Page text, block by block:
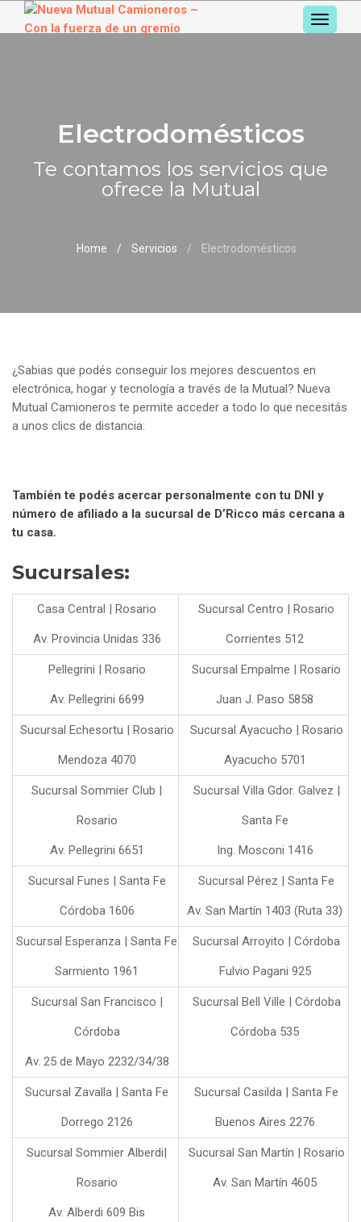
Electrodomésticos
Te contamos los servicios que
ofrece la Mutual
Home Servicios Electrodomésticos
¿Sabias que podés conseguir los mejores descuentos en
electrónica, hogar y tecnología a través de la Mutual? Nueva
Mutual Camioneros te permite acceder a todo lo que necesitás
a unos clics de distancia:
También te podés acercar personalmente con tu DNI y
número de afiliado a la sucursal de D’Ricco más cercana a
tu casa.
Sucursales:
Casa Central | Rosario
Av. Provincia Unidas 336
Sucursal Centro | Rosario
Corrientes 512
Pellegrini | Rosario
Av. Pellegrini 6699
Sucursal Empalme | Rosario
Juan J. Paso 5858
Sucursal Echesortu | Rosario
Mendoza 4070
Sucursal Ayacucho | Rosario
Ayacucho 5701
Sucursal Sommier Club |
Rosario
Av. Pellegrini 6651
Sucursal Villa Gdor. Galvez |
Santa Fe
Ing. Mosconi 1416
Sucursal Funes | Santa Fe
Córdoba 1606
Sucursal Pérez | Santa Fe
Av. San Martín 1403 (Ruta 33)
Sucursal Esperanza | Santa Fe
Sarmiento 1961
Sucursal Arroyito | Córdoba
Fulvio Pagani 925
Sucursal San Francisco |
Córdoba
Av. 25 de Mayo 2232/34/38
Sucursal Bell Ville | Córdoba
Córdoba 535
Sucursal Zavalla | Santa Fe
Dorrego 2126
Sucursal Casilda | Santa Fe
Buenos Aires 2276
Sucursal Sommier Alberdi|
Rosario
Av. Alberdi 609 Bis
Sucursal San Martín | Rosario
Av. San Martín 4605